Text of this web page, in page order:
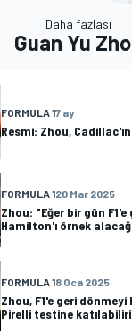
Daha fazlası
Guan Yu
FORMULA 17 ay
Resmi: Zhou,
FORMULA 120 Mar 2025
Zhou: "Eğer bir gün
Hamilton'ı örnek
FORMULA 18 Oca 2025
Zhou, F1'e geri
Pirelli testine